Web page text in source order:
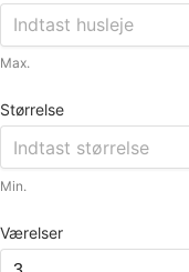
Max.
Størrelse
Min.
Værelser